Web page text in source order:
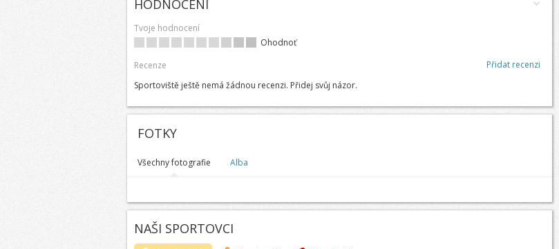
HODNOCENÍ
Tvoje hodnocení
Ohodnoť
Recenze
Přidat recenzi
Sportoviště ještě nemá žádnou recenzi. Přidej svůj názor.
FOTKY
Všechny fotografie Alba
NAŠI SPORTOVCI